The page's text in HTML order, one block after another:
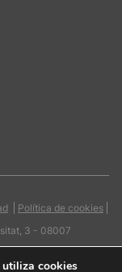
Política de cookies
3 - 08007
utiliza cookies